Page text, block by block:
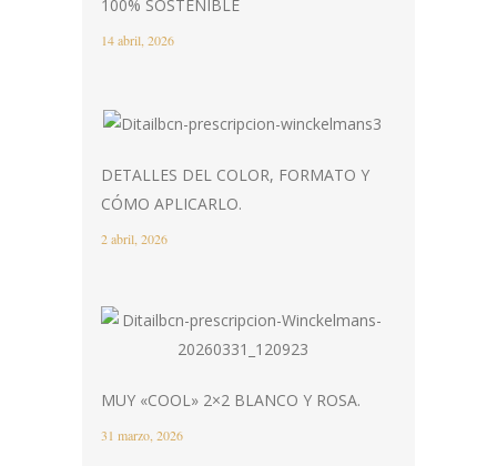
100% SOSTENIBLE
14 abril, 2026
DETALLES DEL COLOR, FORMATO Y
CÓMO APLICARLO.
2 abril, 2026
MUY «COOL» 2×2 BLANCO Y ROSA.
31 marzo, 2026